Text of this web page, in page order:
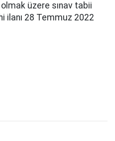
üzere sınav tabii
ilanı 28 Temmuz 2022